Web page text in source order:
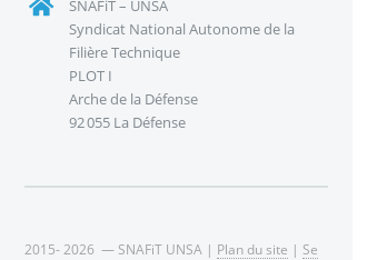
SNAFiT – UNSA
Syndicat National Autonome de la
Filière Technique
PLOT I
Arche de la Défense
92 055 La Défense
2015- 2026 — SNAFiT UNSA | Plan du site | Se